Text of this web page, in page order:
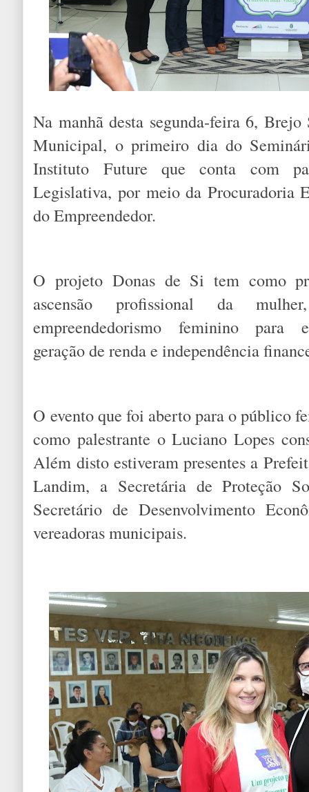
Na manhã desta segunda-feira 6, Brejo
Municipal, o primeiro dia do
Instituto Future que conta com
Legislativa, por meio da Procuradoria
do Empreendedor.
O projeto Donas de Si tem como
ascensão profissional da
empreendedorismo feminino para
geração de renda e independência
O evento que foi aberto para o público
como palestrante o Luciano Lopes
Além disto estiveram presentes a
Landim, a Secretária de Proteção
Secretário de Desenvolvimento
vereadoras municipais.